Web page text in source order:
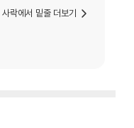
사락에서 밑줄 더보기